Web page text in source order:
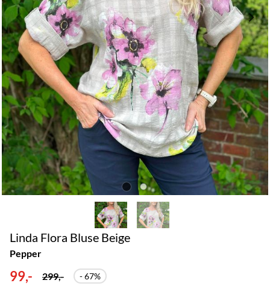
Linda Flora Bluse Beige
Pepper
99,- 299,- - 67%